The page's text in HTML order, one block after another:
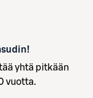
yhtä pitkään
vuotta.